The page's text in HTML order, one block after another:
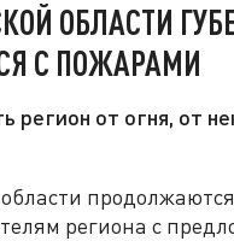
ОБЛАСТИ
С ПОЖАРАМИ
регион от огня, от
региона с